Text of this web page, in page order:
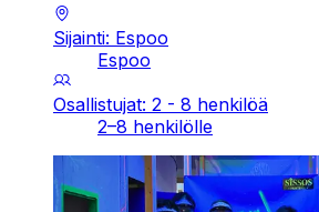
Sijainti: Espoo
Espoo
Osallistujat: 2 - 8 henkilöä
2–8 henkilölle